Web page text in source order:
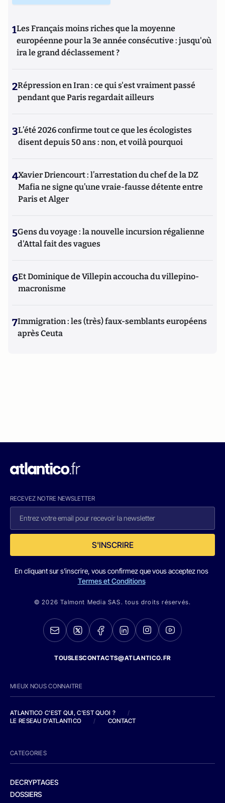
1Les Français moins riches que la moyenne
européenne pour la 3e année consécutive : jusqu'où
ira le grand déclassement ?
2Répression en Iran : ce qui s'est vraiment passé
pendant que Paris regardait ailleurs
3L’été 2026 confirme tout ce que les écologistes
disent depuis 50 ans : non, et voilà pourquoi
4Xavier Driencourt : l’arrestation du chef de la DZ
Mafia ne signe qu’une vraie-fausse détente entre
Paris et Alger
5Gens du voyage : la nouvelle incursion régalienne
d'Attal fait des vagues
6Et Dominique de Villepin accoucha du villepino-
macronisme
7Immigration : les (très) faux-semblants européens
après Ceuta
RECEVEZ NOTRE NEWSLETTER
S'INSCRIRE
En cliquant sur s'inscrire, vous confirmez que vous acceptez nos
Termes et Conditions
© 2026 Talmont Media SAS. tous droits réservés.
TOUSLESCONTACTS@ATLANTICO.FR
MIEUX NOUS CONNAITRE
ATLANTICO C'EST QUI, C'EST QUOI ?
/
LE RESEAU D'ATLANTICO
/ CONTACT
CATEGORIES
DECRYPTAGES
DOSSIERS